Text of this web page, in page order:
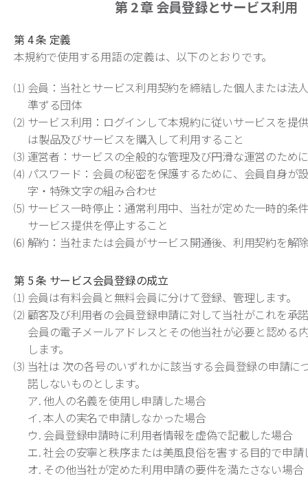
第 2 章会員登録とサービス利用
第 4 条 定義
本規約で使用する用語の定義は、以下のとおりです。
⑴ 会員：当社とサービス利用契約を締結した個人または法
準ずる団体
⑵ サービス利用：ログインして本規約に従いサービスを提
は製品及びサービスを購入して利用すること
⑶ 運営者：サービスの全般的な管理及び円滑な運営のため
⑷ パスワード：会員の秘密を保護するために、会員自身が
字・特殊文字の組み合わせ
⑸ サービス一時停止：通常利用中、当社が定めた一時的条
サービス提供を停止すること
⑹ 解約：当社または会員がサービス開通後、利用契約を解
第 5 条 サービス会員登録の成立
⑴ 会員は有料会員と無料会員に分けて登録、管理します。
⑵ 顧客及び利用者の会員登録申請に対して当社がこれを承
会員の電子メールアドレスとその他当社が必要と認める
します。
⑶ 当社は 次の各号のいずれかに該当する会員登録の申請に
諾しないものとします。
ア. 他人の名義を使用し申請した場合
イ. 本人の実名で申請しなかった場合
ウ. 会員登録申請時に利用者情報を虚偽で記載した場合
エ. 社会の安寧と秩序または美風良俗を害する目的で申請
オ. その他当社が定めた利用申請の要件を満たさない場合